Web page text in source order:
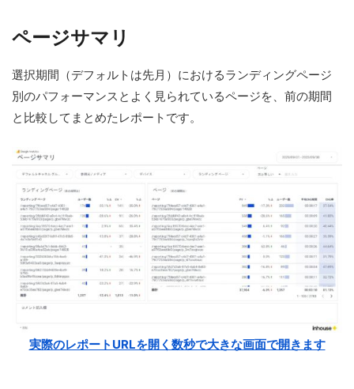
ページサマリ
選択期間（デフォルトは先月）におけるランディングページ
別のパフォーマンスとよく見られているページを、前の期間
と比較してまとめたレポートです。
実際のレポートURLを開く数秒で大きな画面で開きます